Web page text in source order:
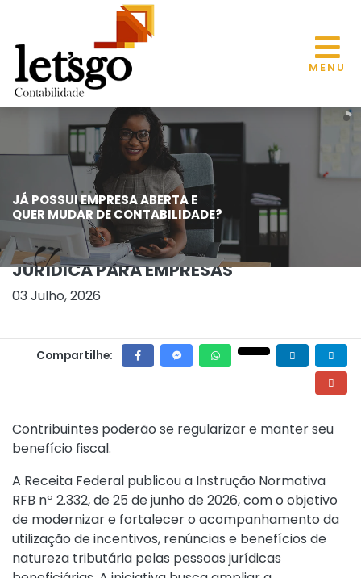
MENU
JÁ POSSUI EMPRESA ABERTA E
QUER MUDAR DE CONTABILIDADE?
RECEITA FEDERAL APRIMORA
ACOMPANHAMENTO DE BENEFÍCIOS
FISCAIS E REFORÇA SEGURANÇA
JURÍDICA PARA EMPRESAS
03 Julho, 2026
Compartilhe:
Contribuintes poderão se regularizar e manter seu
benefício fiscal.
A Receita Federal publicou a Instrução Normativa
RFB nº 2.332, de 25 de junho de 2026, com o objetivo
de modernizar e fortalecer o acompanhamento da
utilização de incentivos, renúncias e benefícios de
natureza tributária pelas pessoas jurídicas